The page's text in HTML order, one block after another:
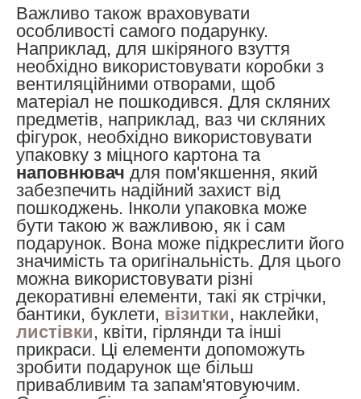
Важливо також враховувати
особливості самого подарунку.
Наприклад, для шкіряного взуття
необхідно використовувати коробки з
вентиляційними отворами, щоб
матеріал не пошкодився. Для скляних
предметів, наприклад, ваз чи скляних
фігурок, необхідно використовувати
упаковку з міцного картона та
наповнювач для пом'якшення, який
забезпечить надійний захист від
пошкоджень. Інколи упаковка може
бути такою ж важливою, як і сам
подарунок. Вона може підкреслити його
значимість та оригінальність. Для цього
можна використовувати різні
декоративні елементи, такі як стрічки,
бантики, буклети, візитки, наклейки,
листівки, квіти, гірлянди та інші
прикраси. Ці елементи допоможуть
зробити подарунок ще більш
привабливим та запам'ятовуючим.